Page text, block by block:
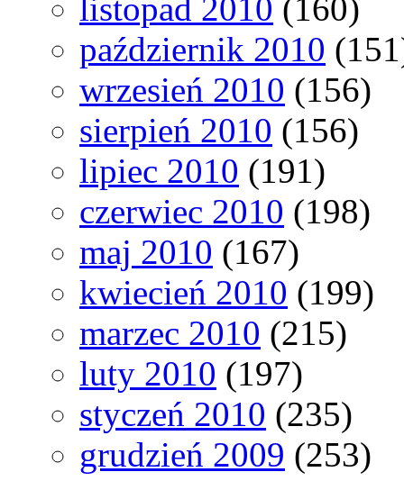
listopad 2010 (160)
październik 2010
wrzesień 2010 (156)
sierpień 2010 (156)
lipiec 2010 (191)
czerwiec 2010 (198)
maj 2010 (167)
kwiecień 2010 (199)
marzec 2010 (215)
luty 2010 (197)
styczeń 2010 (235)
grudzień 2009 (253)